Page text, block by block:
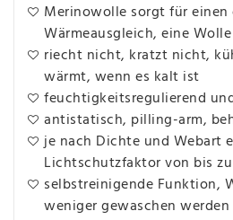
Merinowolle sorgt für einen
Wärmeausgleich, eine
riecht nicht, kratzt nicht,
wärmt, wenn es kalt ist
feuchtigkeitsregulierend
antistatisch, pilling-arm,
je nach Dichte und Webart
Lichtschutzfaktor von bis
selbstreinigende Funktion,
weniger gewaschen werden